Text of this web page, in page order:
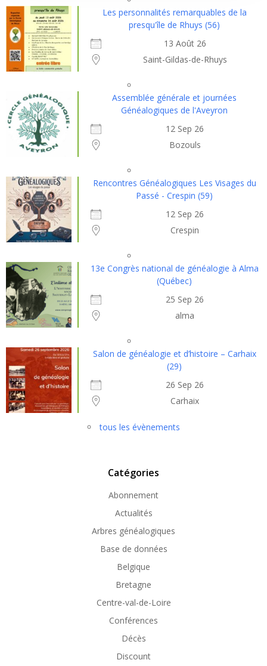
Les personnalités remarquables de la
presqu'île de Rhuys (56)
13 Août 26
Saint-Gildas-de-Rhuys
Assemblée générale et journées
Généalogiques de l'Aveyron
12 Sep 26
Bozouls
Rencontres Généalogiques Les Visages du
Passé - Crespin (59)
12 Sep 26
Crespin
13e Congrès national de généalogie à Alma
(Québec)
25 Sep 26
alma
Salon de généalogie et d’histoire – Carhaix
(29)
26 Sep 26
Carhaix
tous les évènements
Catégories
Abonnement
Actualités
Arbres généalogiques
Base de données
Belgique
Bretagne
Centre-val-de-Loire
Conférences
Décès
Discount